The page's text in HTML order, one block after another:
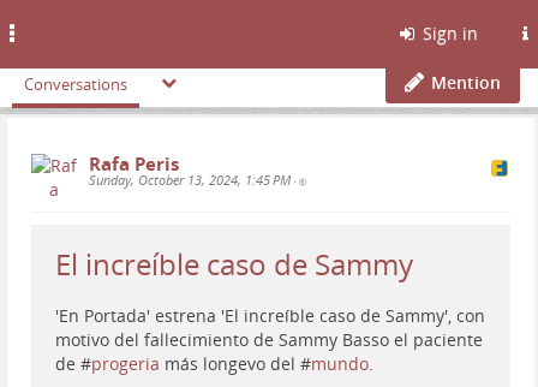
Sign in
Conversations Mention
Rafa Peris
Sunday, October 13, 2024, 1:45 PM •
El increíble caso de Sammy
'En Portada' estrena 'El increíble caso de Sammy', con
motivo del fallecimiento de Sammy Basso el paciente
de #progeria más longevo del #mundo.